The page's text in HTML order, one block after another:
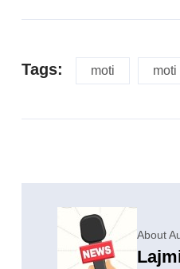
Tags: moti moti
About